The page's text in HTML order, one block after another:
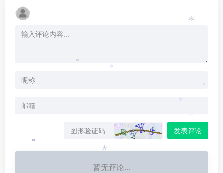
发表评论
暂无评论...
*